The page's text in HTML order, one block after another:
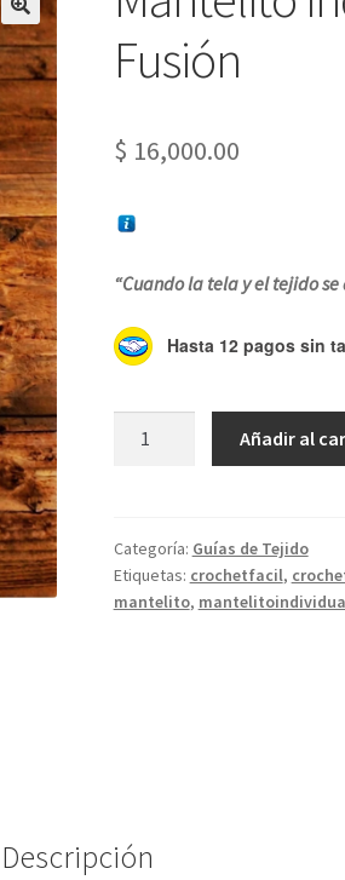
Fusión
$ 16,000.00
“Cuando la tela y el tejido
Hasta 12 pagos sin
Fusión
cantidad
Añadir al
Categoría: Guías de Tejido
Etiquetas: crochetfacil,
mantelito,
Descripción